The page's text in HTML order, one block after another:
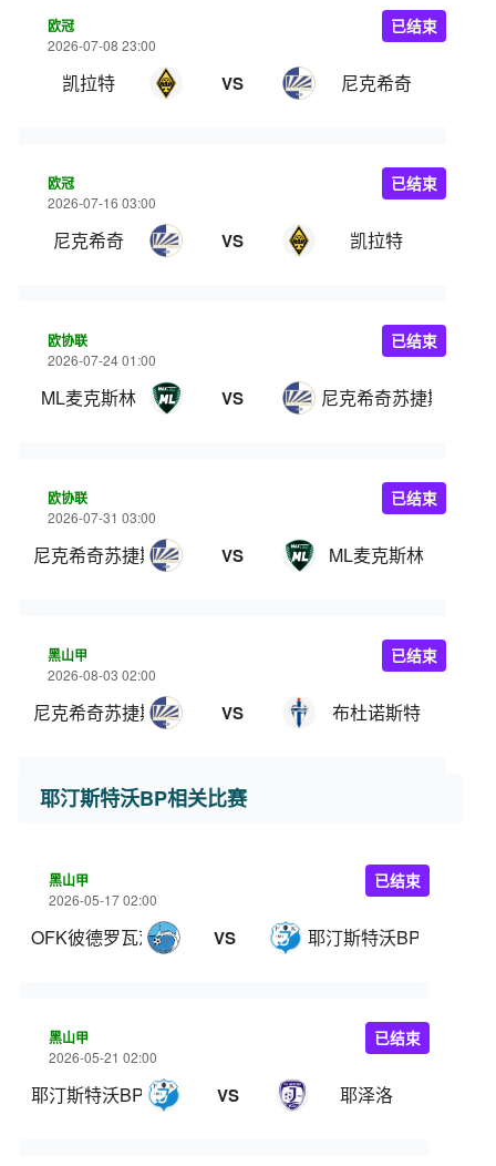
欧冠
2026-07-08 23:00
凯拉特 VS 尼克希奇
已结束
欧冠
2026-07-16 03:00
尼克希奇 VS 凯拉特
已结束
欧协联
2026-07-24 01:00
ML麦克斯林 VS 尼克希奇苏捷斯卡
已结束
欧协联
2026-07-31 03:00
尼克希奇苏捷斯卡 VS ML麦克斯林
已结束
黑山甲
2026-08-03 02:00
尼克希奇苏捷斯卡 VS 布杜诺斯特
已结束
耶汀斯特沃BP相关比赛
黑山甲
2026-05-17 02:00
OFK彼德罗瓦茨 VS 耶汀斯特沃BP
已结束
黑山甲
2026-05-21 02:00
耶汀斯特沃BP VS 耶泽洛
已结束